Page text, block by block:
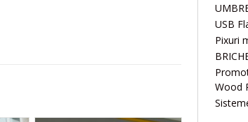
USB
Pixuri
Wood